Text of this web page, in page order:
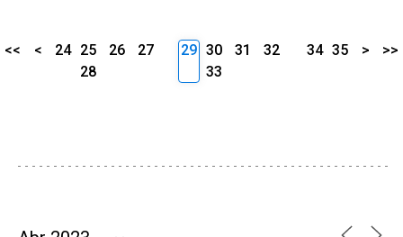
<< < 24 25 26
27
28
29 30 31
32
33
34 35 > >>